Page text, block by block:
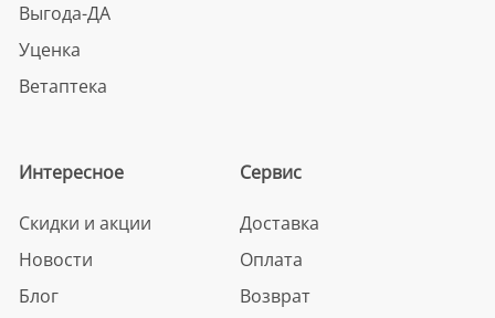
Выгода-ДА
Уценка
Ветаптека
Интересное
Скидки и акции
Новости
Блог
Сервис
Доставка
Оплата
Возврат